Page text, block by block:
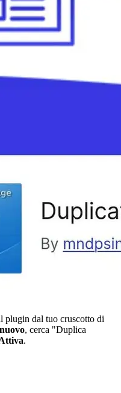
plugin dal tuo cruscotto di
, cerca "Duplica
.